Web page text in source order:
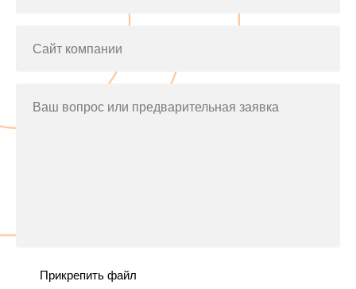
Сайт компании
Ваш вопрос или предварительная заявка
Прикрепить файл